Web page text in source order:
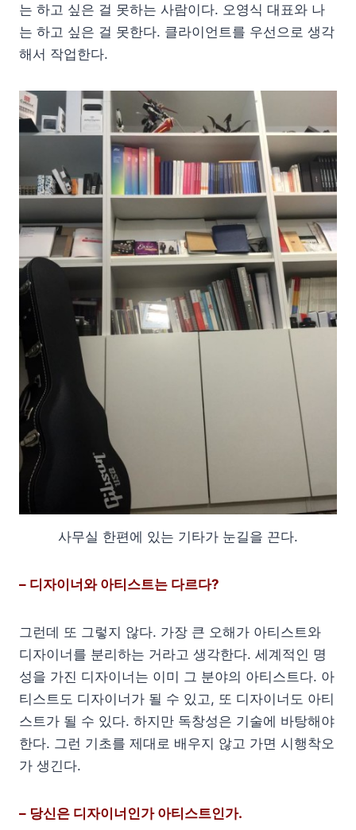
는 하고 싶은 걸 못하는 사람이다. 오영식 대표와 나
는 하고 싶은 걸 못한다. 클라이언트를 우선으로 생각
해서 작업한다.
사무실 한편에 있는 기타가 눈길을 끈다.
– 디자이너와 아티스트는 다르다?
그런데 또 그렇지 않다. 가장 큰 오해가 아티스트와
디자이너를 분리하는 거라고 생각한다. 세계적인 명
성을 가진 디자이너는 이미 그 분야의 아티스트다. 아
티스트도 디자이너가 될 수 있고, 또 디자이너도 아티
스트가 될 수 있다. 하지만 독창성은 기술에 바탕해야
한다. 그런 기초를 제대로 배우지 않고 가면 시행착오
가 생긴다.
– 당신은 디자이너인가 아티스트인가.